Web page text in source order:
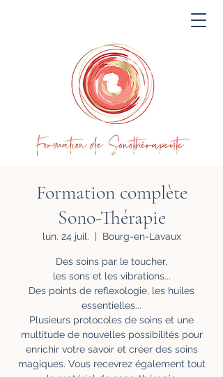
Formation complète
Sono-Thérapie
lun. 24 juil.
  |
Bourg-en-Lavaux
Des soins par le toucher,
les sons et les vibrations...
Des points de reflexologie, les huiles
essentielles...
Plusieurs protocoles de soins et une
multitude de nouvelles possibilités pour
enrichir votre savoir et créer des soins
magiques. Vous recevrez également tout